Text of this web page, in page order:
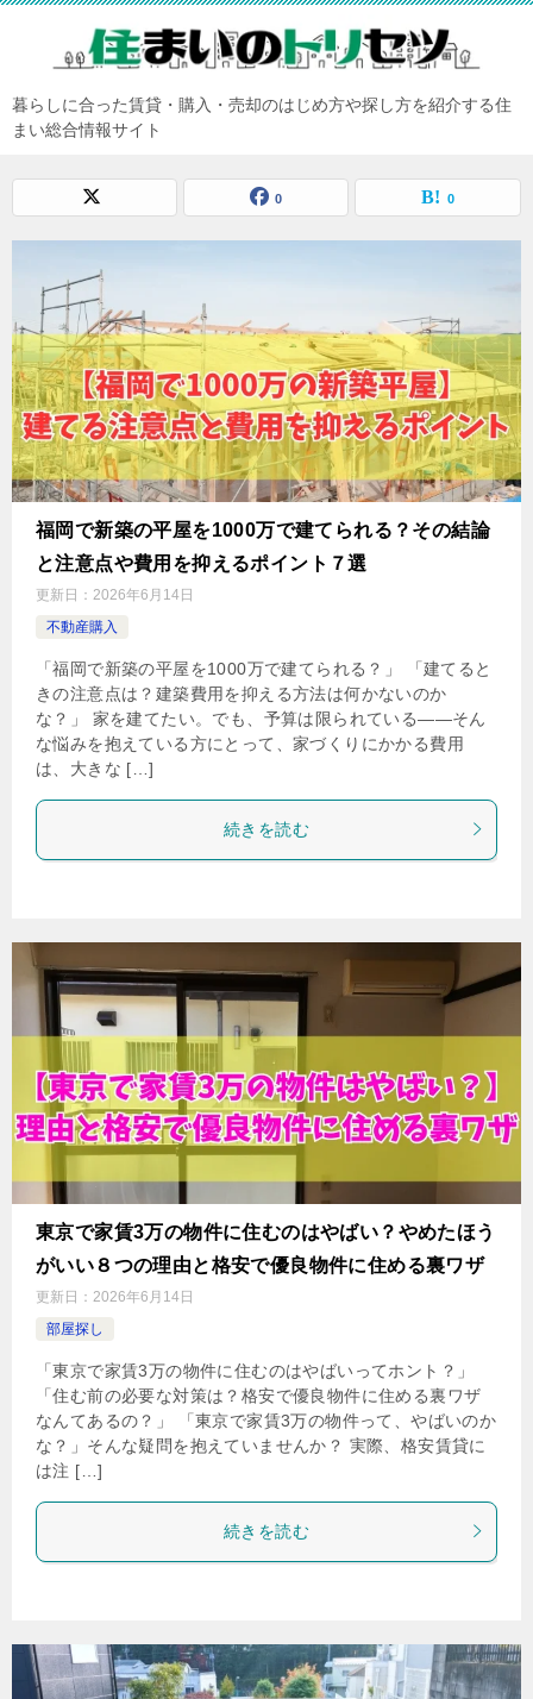
暮らしに合った賃貸・購入・売却のはじめ方や探し方を紹介する住
まい総合情報サイト
0 0
福岡で新築の平屋を1000万で建てられる？その結論
と注意点や費用を抑えるポイント７選
更新日： 2026年6月14日
不動産購入
「福岡で新築の平屋を1000万で建てられる？」 「建てると
きの注意点は？建築費用を抑える方法は何かないのか
な？」 家を建てたい。でも、予算は限られている——そん
な悩みを抱えている方にとって、家づくりにかかる費用
は、大きな […]
続きを読む
東京で家賃3万の物件に住むのはやばい？やめたほう
がいい８つの理由と格安で優良物件に住める裏ワザ
更新日： 2026年6月14日
部屋探し
「東京で家賃3万の物件に住むのはやばいってホント？」
「住む前の必要な対策は？格安で優良物件に住める裏ワザ
なんてあるの？」 「東京で家賃3万の物件って、やばいのか
な？」そんな疑問を抱えていませんか？ 実際、格安賃貸に
は注 […]
続きを読む